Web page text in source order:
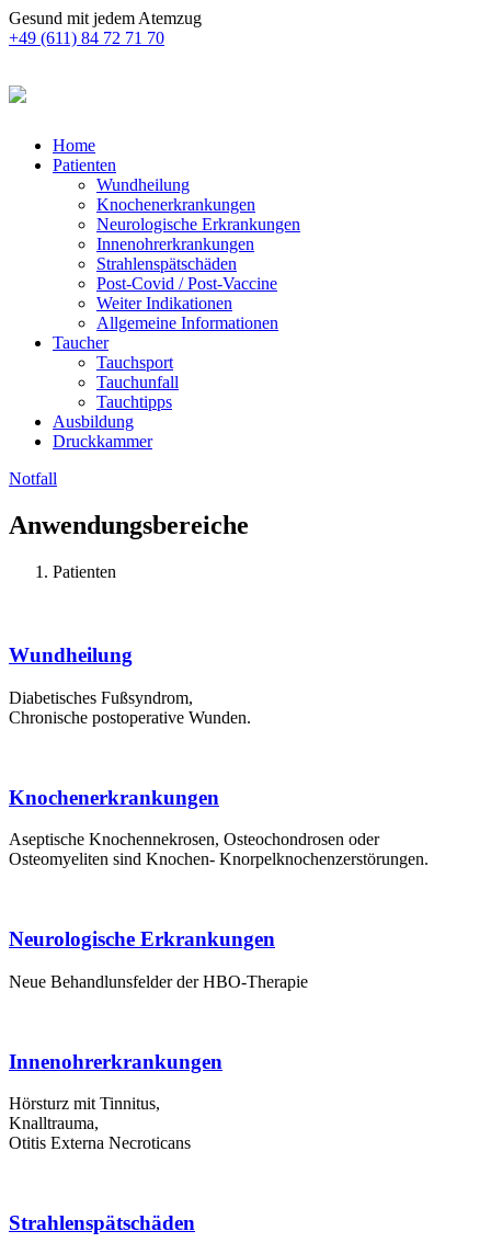
Gesund mit jedem Atemzug
+49 (611) 84 72 71 70
Home
Patienten
Wundheilung
Knochenerkrankungen
Neurologische Erkrankungen
Innenohrerkrankungen
Strahlenspätschäden
Post-Covid / Post-Vaccine
Weiter Indikationen
Allgemeine Informationen
Taucher
Tauchsport
Tauchunfall
Tauchtipps
Ausbildung
Druckkammer
Notfall
Anwendungsbereiche​
Patienten​
Wund­heilung
Diabetisches Fußsyndrom,
Chronische postoperative Wunden.
Knochen­erkrankungen
Aseptische Knochennekrosen, Osteochondrosen oder
Osteomyeliten sind Knochen- Knorpelknochenzerstörungen.
Neurologische Erkrankungen
Neue Behandlunsfelder der HBO-Therapie​
Innenohr­erkrankungen
Hörsturz mit Tinnitus​,
Knalltrauma,
Otitis Externa Necroticans
Strahlen­spätschäden